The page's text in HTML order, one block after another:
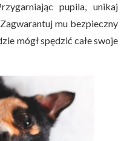
pupila, unikaj
mu bezpieczny
mógł spędzić całe swoje